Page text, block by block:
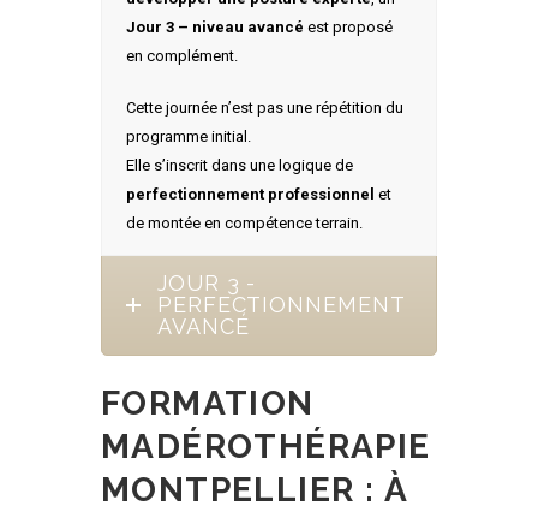
Jour 3 – niveau avancé est proposé
en complément.
Cette journée n’est pas une répétition du
programme initial.
Elle s’inscrit dans une logique de
perfectionnement professionnel et
de montée en compétence terrain.
JOUR 3 -
PERFECTIONNEMENT
AVANCÉ
FORMATION
MADÉROTHÉRAPIE
MONTPELLIER : À